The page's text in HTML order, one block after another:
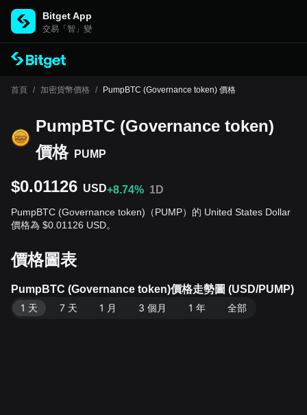
Bitget App
交易「智」變
首頁 / 加密貨幣價格 / PumpBTC (Governance token) 價格
PumpBTC (Governance token)
價格
PUMP
$0.01126 USD+8.74% 1D
PumpBTC (Governance token)（PUMP）的 United States Dollar
價格為 $0.01126 USD。
價格圖表
PumpBTC (Governance token)價格走勢圖 (USD/PUMP)
1 天
7 天 1 月 3 個月 1 年 全部